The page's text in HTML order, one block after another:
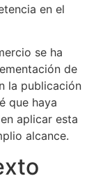
en el
se ha
de
la publicación
que haya
aplicar esta
alcance.